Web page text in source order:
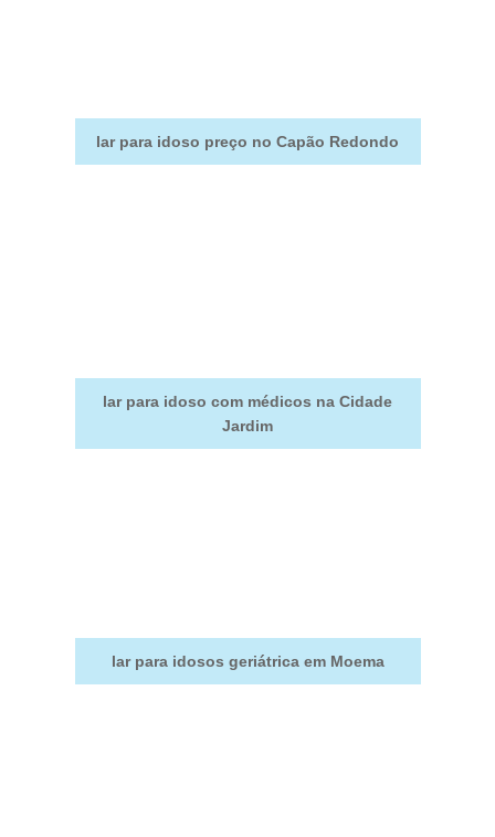
lar para idoso preço no Capão Redondo
lar para idoso com médicos na Cidade
Jardim
lar para idosos geriátrica em Moema